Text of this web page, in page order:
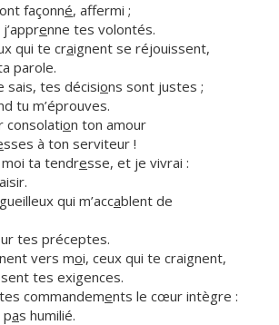
façonné, affermi ;
enne tes volontés.
qui te craignent se réjouissent,
parole.
sais, tes décisions sont justes ;
tu m’éprouves.
consolation ton amour
sses à ton serviteur !
ta tendresse, et je vivrai :
qui m’accablent de
tes préceptes.
vers moi, ceux qui te craignent,
tes exigences.
commandements le cœur intègre :
pas humilié.